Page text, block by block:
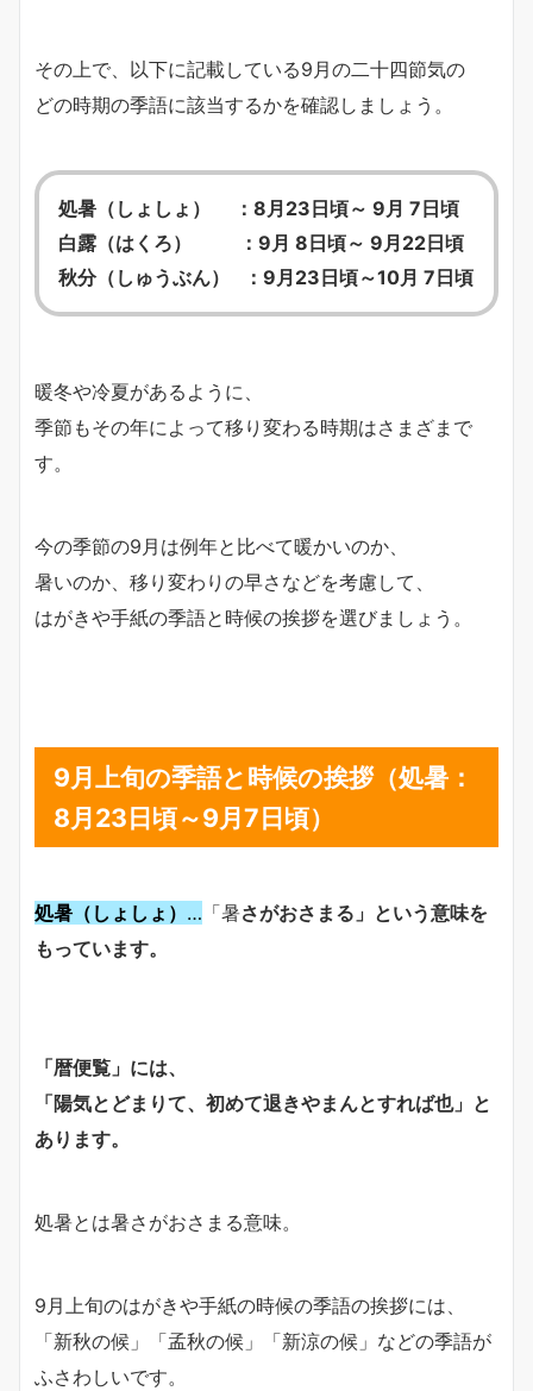
その上で、以下に記載している9月の二十四節気の
どの時期の季語に該当するかを確認しましょう。
処暑（しょしょ） ：8月23日頃～ 9月 7日頃
白露（はくろ） ：9月 8日頃～ 9月22日頃
秋分（しゅうぶん） ：9月23日頃～10月 7日頃
暖冬や冷夏があるように、
季節もその年によって移り変わる時期はさまざまで
す。
今の季節の9月は例年と比べて暖かいのか、
暑いのか、移り変わりの早さなどを考慮して、
はがきや手紙の季語と時候の挨拶を選びましょう。
9月上旬の季語と時候の挨拶（処暑：
8月23日頃～9月7日頃）
処暑（しょしょ） … 「暑さがおさまる」という意味を
もっています。
「暦便覧」には、
「陽気とどまりて、初めて退きやまんとすれば也」と
あります。
処暑とは暑さがおさまる意味。
9月上旬のはがきや手紙の時候の季語の挨拶には、
「新秋の候」「孟秋の候」「新涼の候」などの季語が
ふさわしいです。